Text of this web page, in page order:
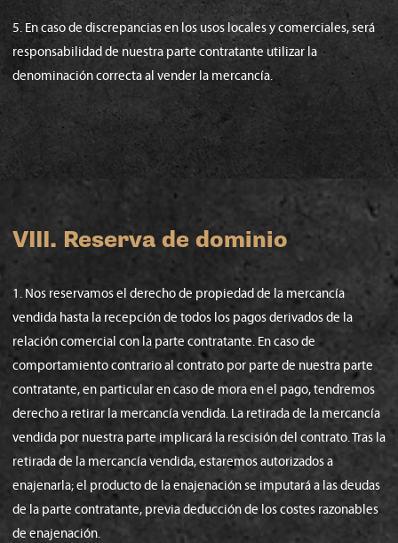
5. En caso de discrepancias en los usos locales y comerciales, será
responsabilidad de nuestra parte contratante utilizar la
denominación correcta al vender la mercancía.
VIII. Reserva de dominio
1. Nos reservamos el derecho de propiedad de la mercancía
vendida hasta la recepción de todos los pagos derivados de la
relación comercial con la parte contratante. En caso de
comportamiento contrario al contrato por parte de nuestra parte
contratante, en particular en caso de mora en el pago, tendremos
derecho a retirar la mercancía vendida. La retirada de la mercancía
vendida por nuestra parte implicará la rescisión del contrato. Tras la
retirada de la mercancía vendida, estaremos autorizados a
enajenarla; el producto de la enajenación se imputará a las deudas
de la parte contratante, previa deducción de los costes razonables
de enajenación.